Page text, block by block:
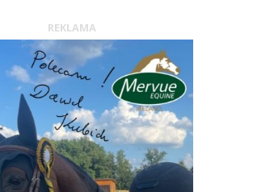
REKLAMA